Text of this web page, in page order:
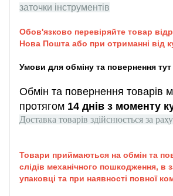
заточки інструментів
Обов'язково перевіряйте товар
Нова Пошта або при отриманні від
Умови для обміну та повернення тут
Обмін та повернення товарів
протягом 14 днів з моменту
Доставка товарів здійснюється за
Товари приймаються на обмін та
слідів механічного пошкодження, в
упаковці та при наявності повної